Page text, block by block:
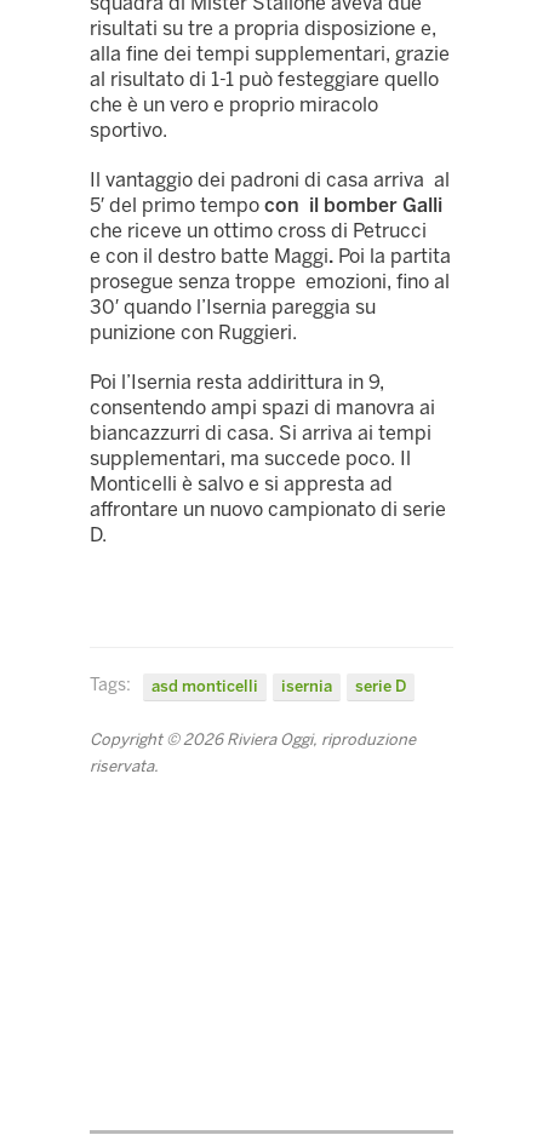
risultati su tre a propria disposizione e,
alla fine dei tempi supplementari, grazie
al risultato di 1-1 può festeggiare quello
che è un vero e proprio miracolo
sportivo.
Il vantaggio dei padroni di casa arriva al
5′ del primo tempo con il bomber Galli
che riceve un ottimo cross di Petrucci
e con il destro batte Maggi. Poi la partita
prosegue senza troppe emozioni, fino al
30′ quando l’Isernia pareggia su
punizione con Ruggieri.
Poi l’Isernia resta addirittura in 9,
consentendo ampi spazi di manovra ai
biancazzurri di casa. Si arriva ai tempi
supplementari, ma succede poco. Il
Monticelli è salvo e si appresta ad
affrontare un nuovo campionato di serie
D.
Tags: asd monticelli isernia serie D
Copyright © 2026 Riviera Oggi, riproduzione
riservata.